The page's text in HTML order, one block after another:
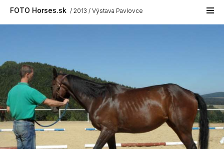
FOTO Horses.sk 2013 Výstava Pavlovce